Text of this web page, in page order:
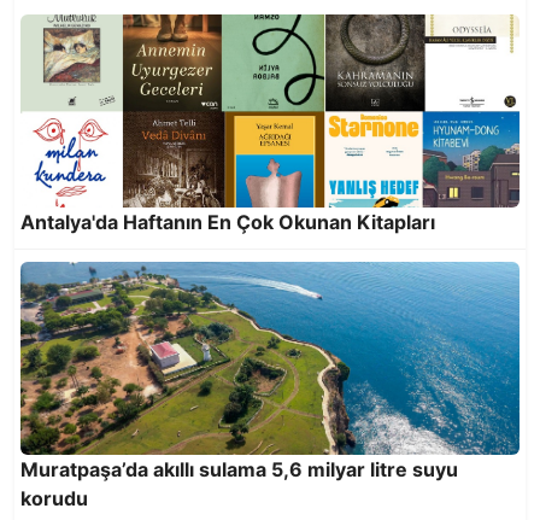
On yılda 25 milyon 818 bin 921 kilogram atık
ekonomiye kazandırıldı
Altın Portakal’da Onur Ödülleri Menderes
Antalya'da Haftanın En Çok Okunan Kitapları
Muratpaşa’da akıllı sulama 5,6 milyar litre suyu
korudu